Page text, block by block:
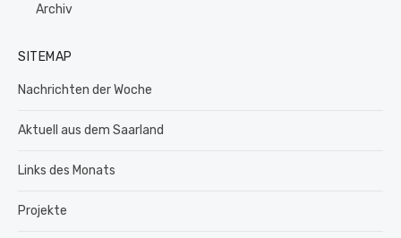
Archiv
SITEMAP
Nachrichten der Woche
Aktuell aus dem Saarland
Links des Monats
Projekte